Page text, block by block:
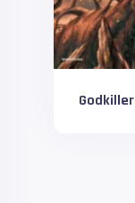
Godkiller